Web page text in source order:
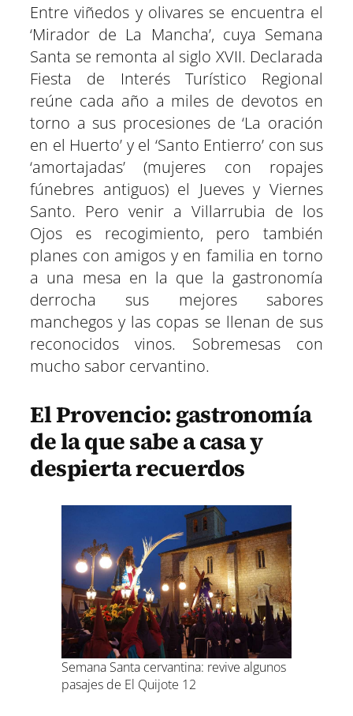
Entre viñedos y olivares se encuentra el
‘Mirador de La Mancha’, cuya Semana
Santa se remonta al siglo XVII. Declarada
Fiesta de Interés Turístico Regional
reúne cada año a miles de devotos en
torno a sus procesiones de ‘La oración
en el Huerto’ y el ‘Santo Entierro’ con sus
‘amortajadas’ (mujeres con ropajes
fúnebres antiguos) el Jueves y Viernes
Santo. Pero venir a Villarrubia de los
Ojos es recogimiento, pero también
planes con amigos y en familia en torno
a una mesa en la que la gastronomía
derrocha sus mejores sabores
manchegos y las copas se llenan de sus
reconocidos vinos. Sobremesas con
mucho sabor cervantino.
El Provencio: gastronomía
de la que sabe a casa y
despierta recuerdos
Semana Santa cervantina: revive algunos
pasajes de El Quijote 12